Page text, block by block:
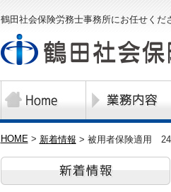
鶴田社会保険労務士事務所にお任せくだ
HOME> 新着情報 > 被用者保険適用